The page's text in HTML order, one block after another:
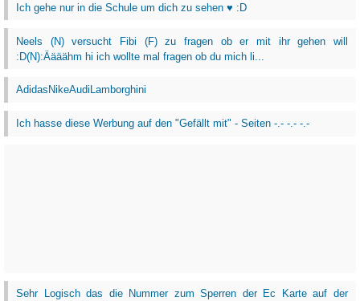
Ich gehe nur in die Schule um dich zu sehen ♥ :D
Neels (N) versucht Fibi (F) zu fragen ob er mit ihr gehen will
:D(N):Äääähm hi ich wollte mal fragen ob du mich li...
AdidasNikeAudiLamborghini
Ich hasse diese Werbung auf den "Gefällt mit" - Seiten -.- -.- -.-
Sehr Logisch das die Nummer zum Sperren der Ec Karte auf der